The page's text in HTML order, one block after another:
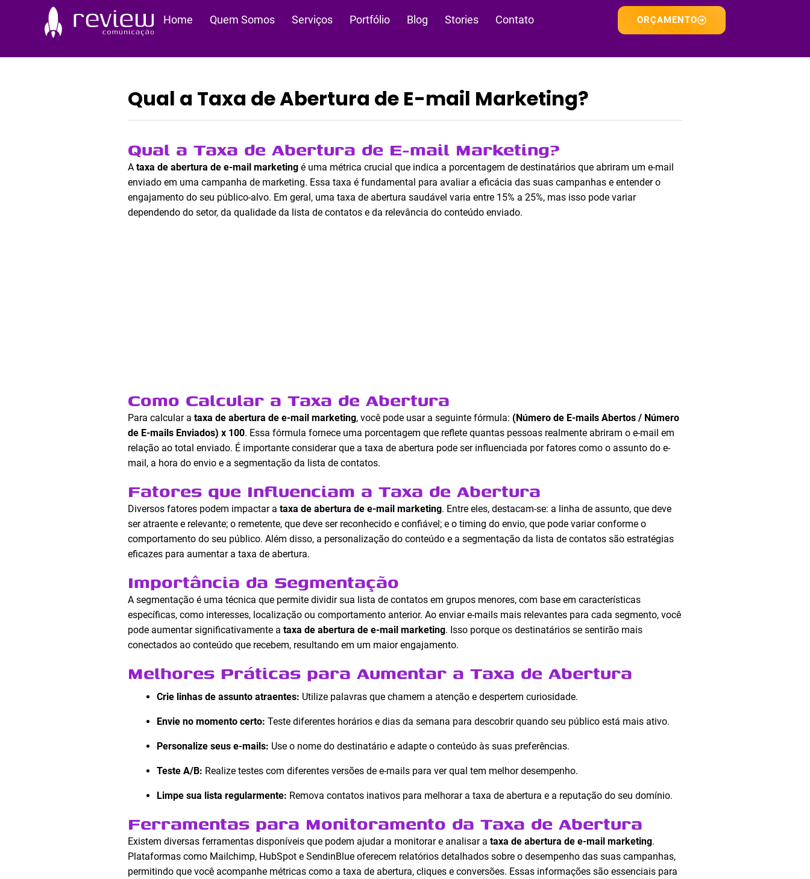
Home Quem Somos Serviços Portfólio Blog Stories Contato ORÇAMENTO
Qual a Taxa de Abertura de E-mail Marketing?
Qual a Taxa de Abertura de E-mail Marketing?
A taxa de abertura de e-mail marketing é uma métrica crucial que indica a porcentagem de destinatários que abriram um e-mail
enviado em uma campanha de marketing. Essa taxa é fundamental para avaliar a eficácia das suas campanhas e entender o
engajamento do seu público-alvo. Em geral, uma taxa de abertura saudável varia entre 15% a 25%, mas isso pode variar
dependendo do setor, da qualidade da lista de contatos e da relevância do conteúdo enviado.
Como Calcular a Taxa de Abertura
Para calcular a taxa de abertura de e-mail marketing, você pode usar a seguinte fórmula: (Número de E-mails Abertos / Número
de E-mails Enviados) x 100. Essa fórmula fornece uma porcentagem que reflete quantas pessoas realmente abriram o e-mail em
relação ao total enviado. É importante considerar que a taxa de abertura pode ser influenciada por fatores como o assunto do e-
mail, a hora do envio e a segmentação da lista de contatos.
Fatores que Influenciam a Taxa de Abertura
Diversos fatores podem impactar a taxa de abertura de e-mail marketing. Entre eles, destacam-se: a linha de assunto, que deve
ser atraente e relevante; o remetente, que deve ser reconhecido e confiável; e o timing do envio, que pode variar conforme o
comportamento do seu público. Além disso, a personalização do conteúdo e a segmentação da lista de contatos são estratégias
eficazes para aumentar a taxa de abertura.
Importância da Segmentação
A segmentação é uma técnica que permite dividir sua lista de contatos em grupos menores, com base em características
específicas, como interesses, localização ou comportamento anterior. Ao enviar e-mails mais relevantes para cada segmento, você
pode aumentar significativamente a taxa de abertura de e-mail marketing. Isso porque os destinatários se sentirão mais
conectados ao conteúdo que recebem, resultando em um maior engajamento.
Melhores Práticas para Aumentar a Taxa de Abertura
Crie linhas de assunto atraentes: Utilize palavras que chamem a atenção e despertem curiosidade.
Envie no momento certo: Teste diferentes horários e dias da semana para descobrir quando seu público está mais ativo.
Personalize seus e-mails: Use o nome do destinatário e adapte o conteúdo às suas preferências.
Teste A/B: Realize testes com diferentes versões de e-mails para ver qual tem melhor desempenho.
Limpe sua lista regularmente: Remova contatos inativos para melhorar a taxa de abertura e a reputação do seu domínio.
Ferramentas para Monitoramento da Taxa de Abertura
Existem diversas ferramentas disponíveis que podem ajudar a monitorar e analisar a taxa de abertura de e-mail marketing.
Plataformas como Mailchimp, HubSpot e SendinBlue oferecem relatórios detalhados sobre o desempenho das suas campanhas,
permitindo que você acompanhe métricas como a taxa de abertura, cliques e conversões. Essas informações são essenciais para